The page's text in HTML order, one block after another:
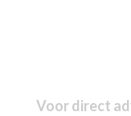
Voor direct